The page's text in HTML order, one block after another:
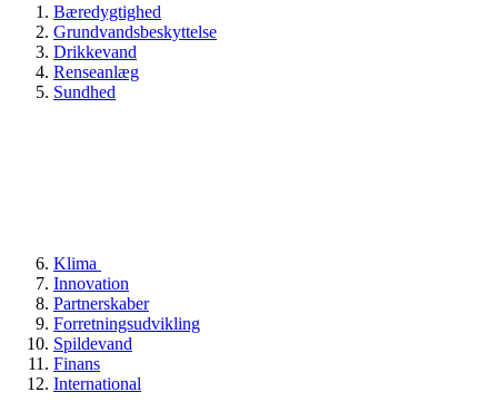
Bæredygtighed
Grundvandsbeskyttelse
Drikkevand
Renseanlæg
Sundhed
Klima
Innovation
Partnerskaber
Forretningsudvikling
Spildevand
Finans
International